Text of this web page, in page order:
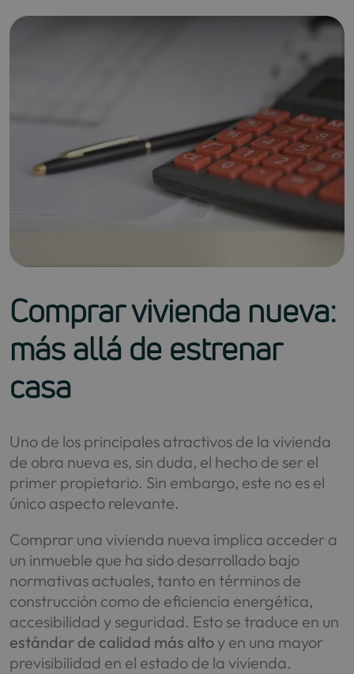
Comprar vivienda nueva:
más allá de estrenar
casa
Uno de los principales atractivos de la vivienda
de obra nueva es, sin duda, el hecho de ser el
primer propietario. Sin embargo, este no es el
único aspecto relevante.
Comprar una vivienda nueva implica acceder a
un inmueble que ha sido desarrollado bajo
normativas actuales, tanto en términos de
construcción como de eficiencia energética,
accesibilidad y seguridad. Esto se traduce en un
estándar de calidad más altoy en una mayor
previsibilidad en el estado de la vivienda.